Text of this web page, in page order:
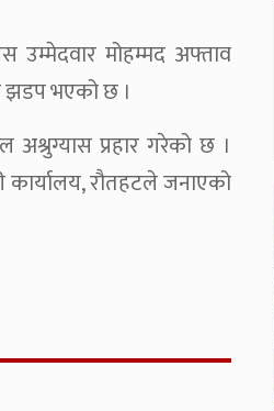
उम्मेदवार मोहम्मद अफ्ताव
झडप भएको छ ।
अश्रुग्यास प्रहार गरेको छ ।
कार्यालय, रौतहटले जनाएको